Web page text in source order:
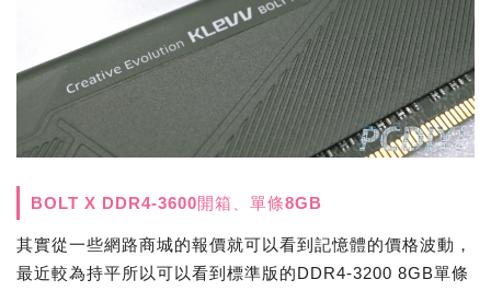
BOLT X DDR4-3600開箱、單條8GB
其實從一些網路商城的報價就可以看到記憶體的價格波動，
最近較為持平所以可以看到標準版的DDR4-3200 8GB單條